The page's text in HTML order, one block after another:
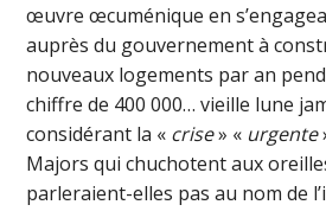
œuvre œcuménique en
auprès du gouvernement à
nouveaux logements par an
chiffre de 400 000… vieille lune
considérant la « crise» « urgente
Majors qui chuchotent aux
parleraient-elles pas au nom de